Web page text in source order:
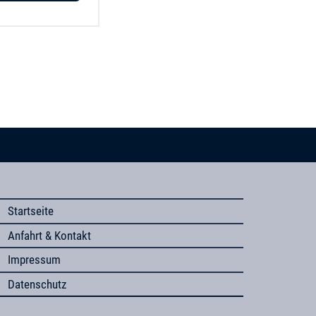
Startseite
Anfahrt & Kontakt
Impressum
Datenschutz